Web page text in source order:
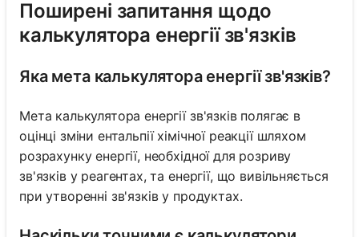
Поширені запитання щодо
калькулятора енергії зв'язків
Яка мета калькулятора енергії зв'язків?
Мета калькулятора енергії зв'язків полягає в
оцінці зміни ентальпії хімічної реакції шляхом
розрахунку енергії, необхідної для розриву
зв'язків у реагентах, та енергії, що вивільняється
при утворенні зв'язків у продуктах.